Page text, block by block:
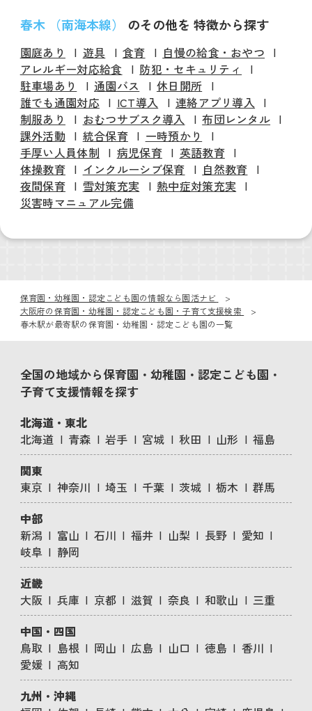
春木 （南海本線） のその他を 特徴から探す
園庭あり 遊具 食育
自慢の給食・おやつ
アレルギー対応給食
防犯・セキュリティ
駐車場あり
通園バス
休日開所
誰でも通園対応
ICT導入
連絡アプリ導入
制服あり
おむつサブスク導入
布団レンタル
課外活動
統合保育
一時預かり
手厚い人員体制
病児保育
英語教育
体操教育
インクルーシブ保育
自然教育
夜間保育
雪対策充実
熱中症対策充実
災害時マニュアル完備
保育園・幼稚園・認定こども園の情報なら園活ナビ
大阪府の保育園・幼稚園・認定こども園・子育て支援検索
春木駅が最寄駅の保育園・幼稚園・認定こども園の一覧
全国の地域から保育園・幼稚園・認定こども園・
子育て支援情報を探す
北海道・東北
北海道
青森 岩手 宮城 秋田 山形
福島
関東
東京
神奈川 埼玉 千葉 茨城 栃木
群馬
中部
新潟
富山 石川 福井 山梨 長野
愛知
岐阜
静岡
近畿
大阪
兵庫 京都 滋賀 奈良 和歌山
三重
中国・四国
鳥取
島根 岡山 広島 山口 徳島
香川
愛媛
高知
九州・沖縄